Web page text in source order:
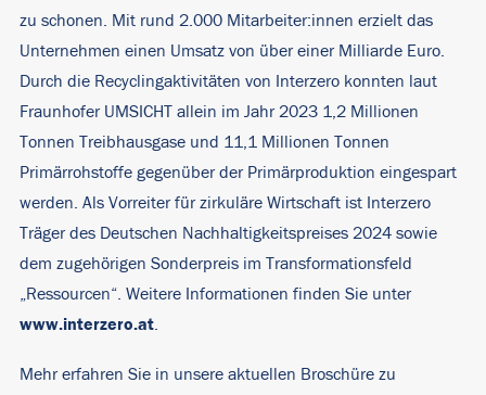
zu schonen. Mit rund 2.000 Mitarbeiter:innen erzielt das
Unternehmen einen Umsatz von über einer Milliarde Euro.
Durch die Recyclingaktivitäten von Interzero konnten laut
Fraunhofer UMSICHT allein im Jahr 2023 1,2 Millionen
Tonnen Treibhausgase und 11,1 Millionen Tonnen
Primärrohstoffe gegenüber der Primärproduktion eingespart
werden. Als Vorreiter für zirkuläre Wirtschaft ist Interzero
Träger des Deutschen Nachhaltigkeitspreises 2024 sowie
dem zugehörigen Sonderpreis im Transformationsfeld
„Ressourcen“. Weitere Informationen finden Sie unter
www.interzero.at
Mehr erfahren Sie in unsere aktuellen Broschüre zu